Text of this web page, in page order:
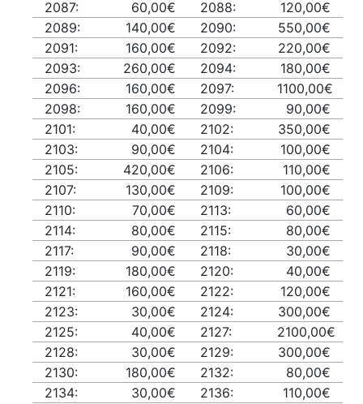
2087: 60,00€ 2088:
120,00€
2089:
140,00€ 2090:
550,00€
2091:
160,00€ 2092:
220,00€
2093:
260,00€ 2094:
180,00€
2096:
160,00€ 2097:
1100,00€
2098:
160,00€ 2099:
90,00€
2101:
40,00€ 2102:
350,00€
2103:
90,00€ 2104:
100,00€
2105:
420,00€ 2106:
110,00€
2107:
130,00€ 2109:
100,00€
2110:
70,00€ 2113:
60,00€
2114:
80,00€ 2115:
80,00€
2117:
90,00€ 2118:
30,00€
2119:
180,00€ 2120:
40,00€
2121:
160,00€ 2122:
120,00€
2123:
30,00€ 2124:
300,00€
2125:
40,00€ 2127:
2100,00€
2128:
30,00€ 2129:
300,00€
2130:
180,00€ 2132:
80,00€
2134:
30,00€ 2136:
110,00€